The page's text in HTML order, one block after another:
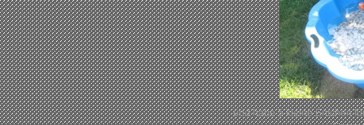
und habe 5 kleine Entchen